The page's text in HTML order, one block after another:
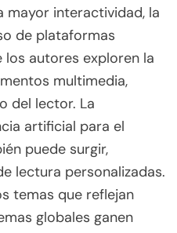
mayor interactividad, la
de plataformas
los autores exploren la
multimedia,
del lector. La
artificial para el
puede surgir,
lectura personalizadas.
temas que reflejan
globales ganen